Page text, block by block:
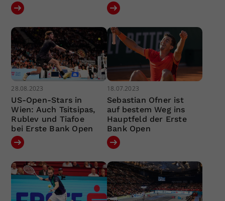
28.08.2023
US-Open-Stars in
Wien: Auch Tsitsipas,
Rublev und Tiafoe
bei Erste Bank Open
18.07.2023
Sebastian Ofner ist
auf bestem Weg ins
Hauptfeld der Erste
Bank Open